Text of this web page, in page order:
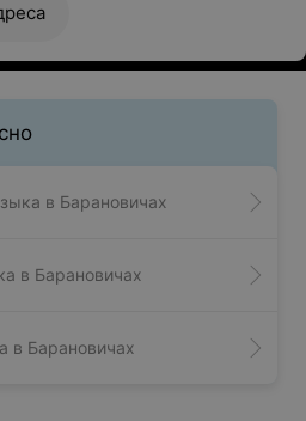
в Барановичах
в Барановичах
в Барановичах